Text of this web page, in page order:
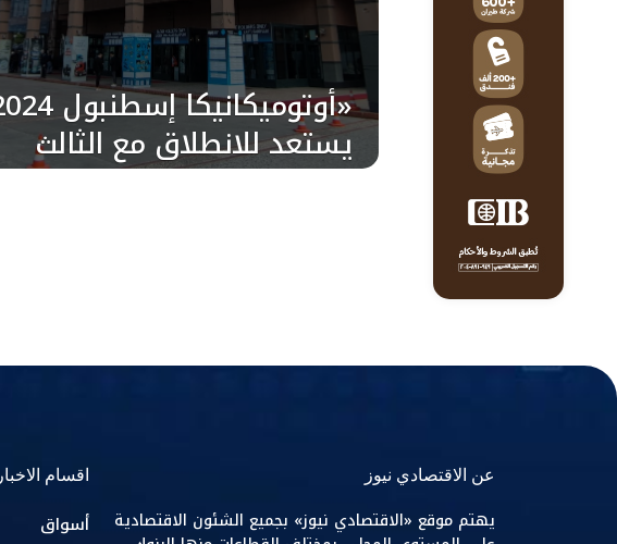
يستعد للانطلاق مع الثالث
والعشرون من مايو المقبل
عن الاقتصادي نيوز
يهتم موقع «الاقتصادي نيوز» بجميع الشئون الاقتصادية
اقسام الاخبار
أسواق